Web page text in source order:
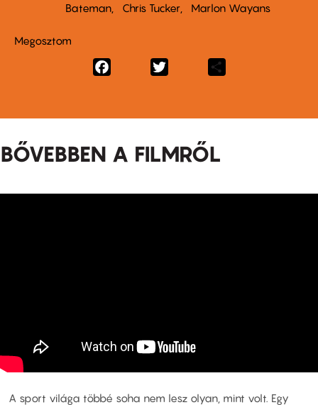
Bateman
Chris Tucker Marlon Wayans
Megosztom
Facebook
BŐVEBBEN A FILMRŐL
A sport világa többé soha nem lesz olyan, mint volt. Egy